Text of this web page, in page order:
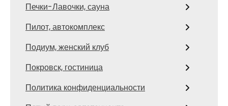
Печки-Лавочки, сауна
Пилот, автокомплекс
Подиум, женский клуб
Покровск, гостиница
Политика конфиденциальности